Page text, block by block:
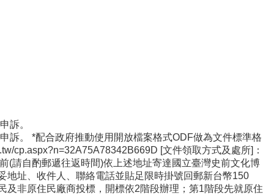
訴。
訴。 *配合政府推動使用開放檔案格式ODF做為文件標準格
cp.aspx?n=32A75A78342B669D [文件領取方式及處所]：
(請自酌郵遞往返時間)依上述地址寄達國立臺灣史前文化博
地址、收件人、聯絡電話並貼足限時掛號回郵新台幣150
及非原住民廠商投標，開標依2階段辦理；第1階段先就原住